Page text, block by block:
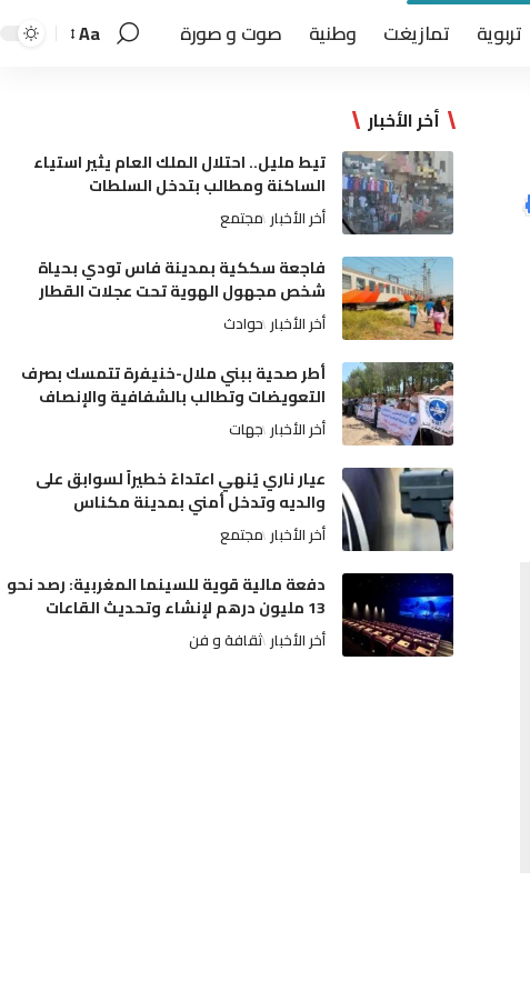
تربوية تمازيغت وطنية صوت و صورة Aa
أخر الأخبار
تيط مليل.. احتلال الملك العام يثير استياء
الساكنة ومطالب بتدخل السلطات
أخر الأخبار مجتمع
فاجعة سككية بمدينة فاس تودي بحياة
شخص مجهول الهوية تحت عجلات القطار
أخر الأخبار حوادث
أطر صحية ببني ملال-خنيفرة تتمسك بصرف
التعويضات وتطالب بالشفافية والإنصاف
أخر الأخبار جهات
عيار ناري يُنهي اعتداءً خطيراً لسوابق على
والديه وتدخل أمني بمدينة مكناس
أخر الأخبار مجتمع
دفعة مالية قوية للسينما المغربية: رصد نحو
13 مليون درهم لإنشاء وتحديث القاعات
أخر الأخبار ثقافة و فن